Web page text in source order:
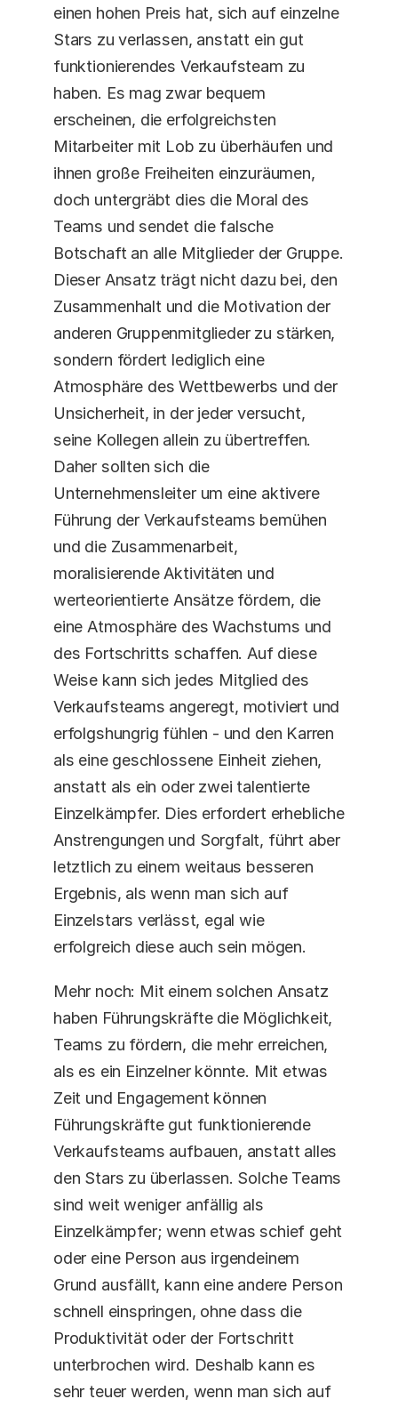
einen hohen Preis hat, sich auf einzelne
Stars zu verlassen, anstatt ein gut
funktionierendes Verkaufsteam zu
haben. Es mag zwar bequem
erscheinen, die erfolgreichsten
Mitarbeiter mit Lob zu überhäufen und
ihnen große Freiheiten einzuräumen,
doch untergräbt dies die Moral des
Teams und sendet die falsche
Botschaft an alle Mitglieder der Gruppe.
Dieser Ansatz trägt nicht dazu bei, den
Zusammenhalt und die Motivation der
anderen Gruppenmitglieder zu stärken,
sondern fördert lediglich eine
Atmosphäre des Wettbewerbs und der
Unsicherheit, in der jeder versucht,
seine Kollegen allein zu übertreffen.
Daher sollten sich die
Unternehmensleiter um eine aktivere
Führung der Verkaufsteams bemühen
und die Zusammenarbeit,
moralisierende Aktivitäten und
werteorientierte Ansätze fördern, die
eine Atmosphäre des Wachstums und
des Fortschritts schaffen. Auf diese
Weise kann sich jedes Mitglied des
Verkaufsteams angeregt, motiviert und
erfolgshungrig fühlen - und den Karren
als eine geschlossene Einheit ziehen,
anstatt als ein oder zwei talentierte
Einzelkämpfer. Dies erfordert erhebliche
Anstrengungen und Sorgfalt, führt aber
letztlich zu einem weitaus besseren
Ergebnis, als wenn man sich auf
Einzelstars verlässt, egal wie
erfolgreich diese auch sein mögen.
Mehr noch: Mit einem solchen Ansatz
haben Führungskräfte die Möglichkeit,
Teams zu fördern, die mehr erreichen,
als es ein Einzelner könnte. Mit etwas
Zeit und Engagement können
Führungskräfte gut funktionierende
Verkaufsteams aufbauen, anstatt alles
den Stars zu überlassen. Solche Teams
sind weit weniger anfällig als
Einzelkämpfer; wenn etwas schief geht
oder eine Person aus irgendeinem
Grund ausfällt, kann eine andere Person
schnell einspringen, ohne dass die
Produktivität oder der Fortschritt
unterbrochen wird. Deshalb kann es
sehr teuer werden, wenn man sich auf